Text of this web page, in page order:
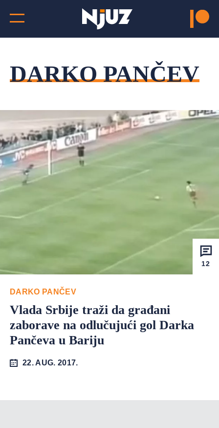
DARKO PANČEV
12
DARKO PANČEV
Vlada Srbije traži da građani
zaborave na odlučujući gol Darka
Pančeva u Bariju
22. AUG. 2017.